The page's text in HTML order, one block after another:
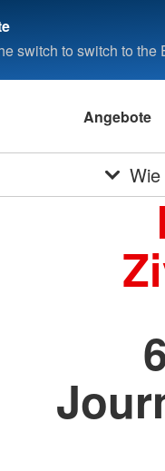
switch to switch to the
Angebote